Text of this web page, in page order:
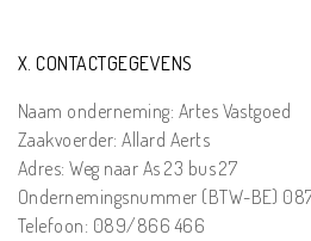
X. CONTACTGEGEVENS
Naam onderneming: Artes Vastgoed
Zaakvoerder: Allard Aerts
Adres: Weg naar As 23 bus 27
Ondernemingsnummer (BTW-BE)
Telefoon: 089/866 466